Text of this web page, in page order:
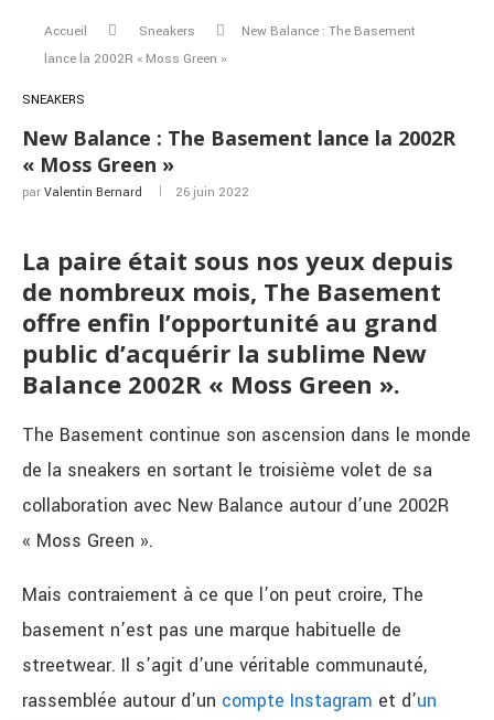
Accueil Sneakers
New Balance : The Basement
lance la 2002R « Moss Green »
SNEAKERS
New Balance : The Basement lance la 2002R
« Moss Green »
par Valentin Bernard 26 juin 2022
La paire était sous nos yeux depuis
de nombreux mois, The Basement
offre enfin l’opportunité au grand
public d’acquérir la sublime New
Balance 2002R « Moss Green ».
The Basement continue son ascension dans le monde
de la sneakers en sortant le troisième volet de sa
collaboration avec New Balance autour d’une 2002R
« Moss Green ».
Mais contraiement à ce que l’on peut croire, The
basement n’est pas une marque habituelle de
streetwear. Il s’agit d’une véritable communauté,
rassemblée autour d’un compte Instagram et d’un